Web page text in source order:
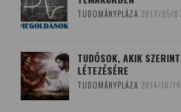
TUDOMÁNYPLÁZA 2017/05/
TUDÓSOK, AKIK
LÉTEZÉSÉRE
TUDOMÁNYPLÁZA 2014/10/19